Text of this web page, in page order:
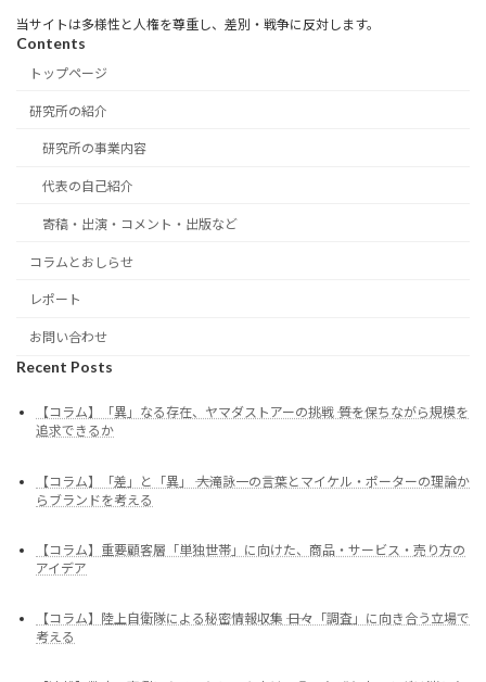
当サイトは多様性と人権を尊重し、差別・戦争に反対します。
Contents
トップページ
研究所の紹介
研究所の事業内容
代表の自己紹介
寄稿・出演・コメント・出版など
コラムとおしらせ
レポート
お問い合わせ
Recent Posts
【コラム】「異」なる存在、ヤマダストアーの挑戦 ―― 質を保ちながら規模を
追求できるか
【コラム】「差」と「異」 ―― 大滝詠一の言葉とマイケル・ポーターの理論か
らブランドを考える
【コラム】重要顧客層「単独世帯」に向けた、商品・サービス・売り方の
アイデア
【コラム】陸上自衛隊による秘密情報収集 ―― 日々「調査」に向き合う立場で
考える